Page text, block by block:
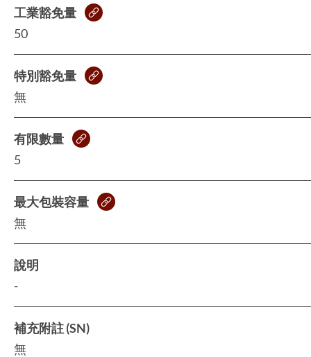
工業豁免量
50
特別豁免量
無
有限數量
5
最大包裝容量
無
說明
-
補充附註 (SN)
無